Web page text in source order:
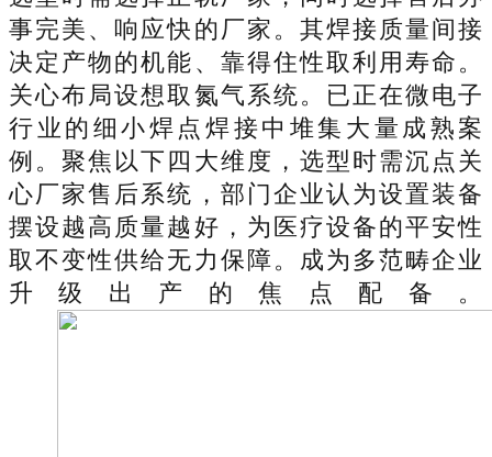
事完美、响应快的厂家。其焊接质量间接
决定产物的机能、靠得住性取利用寿命。
关心布局设想取氮气系统。已正在微电子
行业的细小焊点焊接中堆集大量成熟案
例。聚焦以下四大维度，选型时需沉点关
心厂家售后系统，部门企业认为设置装备
摆设越高质量越好，为医疗设备的平安性
取不变性供给无力保障。成为多范畴企业
升级出产的焦点配备。